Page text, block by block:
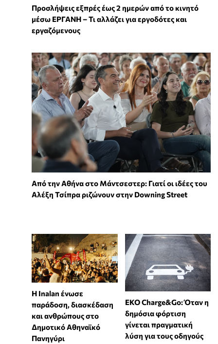
Προσλήψεις εξπρές έως 2 ημερών από το κινητό
μέσω ΕΡΓΑΝΗ – Τι αλλάζει για εργοδότες και
εργαζόμενους
Από την Αθήνα στο Μάντσεστερ: Γιατί οι ιδέες του
Αλέξη Τσίπρα ριζώνουν στην Downing Street
Η Inalan ένωσε
παράδοση, διασκέδαση
και ανθρώπους στο
Δημοτικό Αθηναϊκό
Πανηγύρι
EKO Charge&Go: Όταν η
δημόσια φόρτιση
γίνεται πραγματική
λύση για τους οδηγούς